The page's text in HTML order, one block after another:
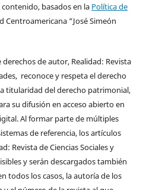
basados en la Política de
Centroamericana “José Simeón
de autor, Realidad: Revista
reconoce y respeta el derecho
titularidad del derecho patrimonial,
su difusión en acceso abierto en
Al formar parte de múltiples
de referencia, los artículos
Revista de Ciencias Sociales y
y serán descargados también
todos los casos, la autoría de los